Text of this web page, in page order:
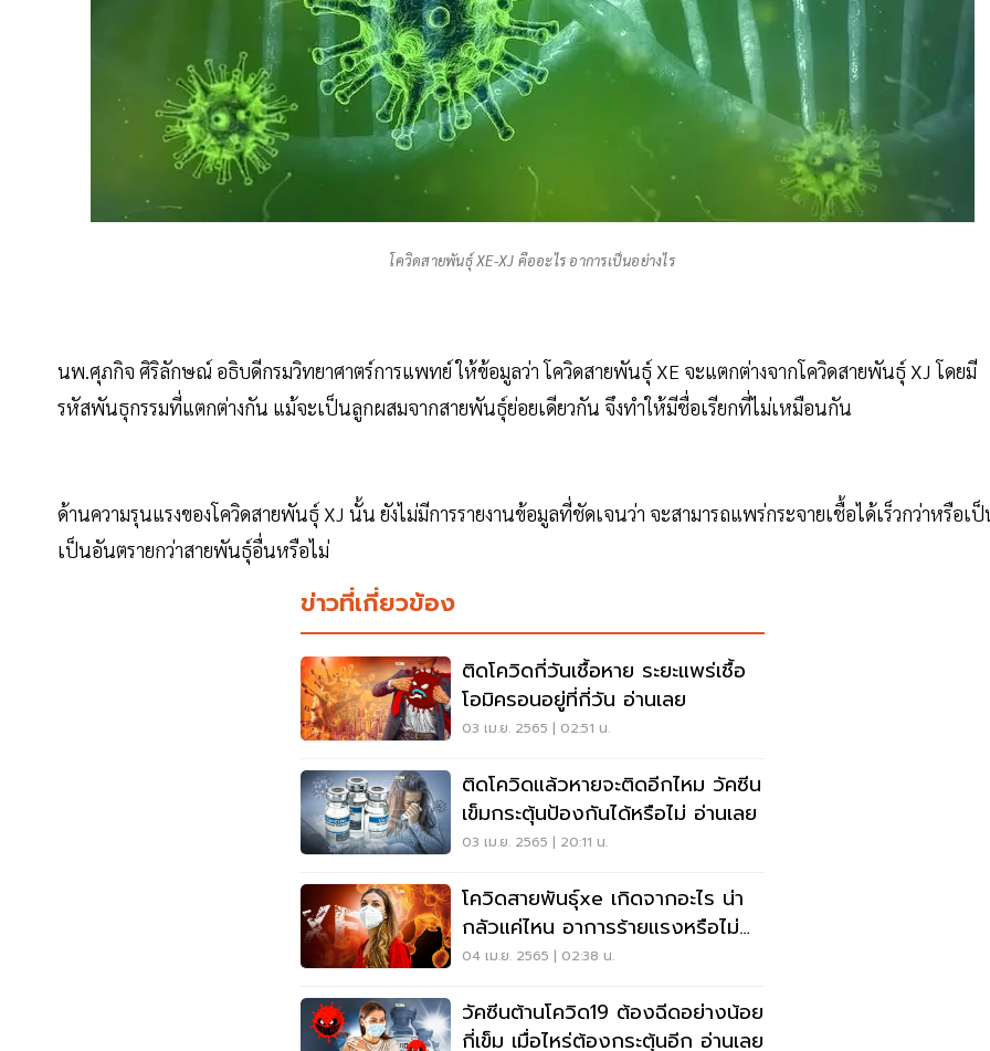
โควิดสายพันธุ์ XE-XJ คืออะไร อาการเป็นอย่างไร
นพ.ศุภกิจ ศิริลักษณ์ อธิบดีกรมวิทยาศาตร์การแพทย์ ให้ข้อมูลว่า โควิดสายพันธุ์ XE จะแตกต่างจากโควิดสายพันธุ์ XJ โดยมี
รหัสพันธุกรรมที่แตกต่างกัน แม้จะเป็นลูกผสมจากสายพันธุ์ย่อยเดียวกัน จึงทำให้มีชื่อเรียกที่ไม่เหมือนกัน
ด้านความรุนแรงของโควิดสายพันธุ์ XJ นั้น ยังไม่มีการรายงานข้อมูลที่ชัดเจนว่า จะสามารถแพร่กระจายเชื้อได้เร็วกว่าหรือเ
เป็นอันตรายกว่าสายพันธุ์อื่นหรือไม่
ข่าวที่เกี่ยวข้อง
ติดโควิดกี่วันเชื้อหาย ระยะแพร่เชื้อ
โอมิครอนอยู่ที่กี่วัน อ่านเลย
03 เม.ย. 2565 | 02:51 น.
ติดโควิดแล้วหายจะติดอีกไหม วัคซีน
เข็มกระตุ้นป้องกันได้หรือไม่ อ่านเลย
03 เม.ย. 2565 | 20:11 น.
โควิดสายพันธุ์xe เกิดจากอะไร น่า
กลัวแค่ไหน อาการร้ายแรงหรือไม่
อ่านเลย
04 เม.ย. 2565 | 02:38 น.
วัคซีนต้านโควิด19 ต้องฉีดอย่างน้อย
กี่เข็ม เมื่อไหร่ต้องกระตุ้นอีก อ่านเลย